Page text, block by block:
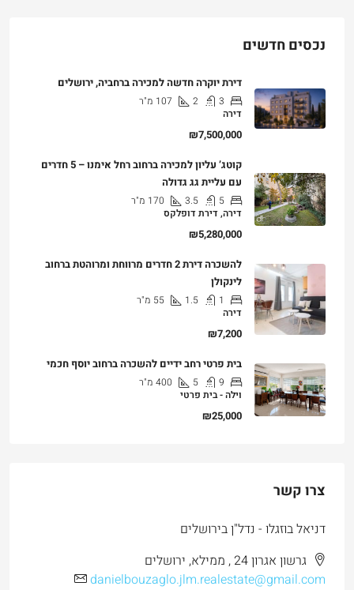
נכסים חדשים
דירת יוקרה חדשה למכירה ברחביה, ירושלים
3
2
107 מ"ר
דירה
₪7,500,000
קוטג’ עליון למכירה ברחוב רחל אימנו – 5 חדרים
עם עליית גג גדולה
5
3.5
170 מ"ר
דירה, דירת דופלקס
₪5,280,000
להשכרה דירת 2 חדרים מרווחת ומרוהטת ברחוב
לינקולן
1
1.5
55 מ"ר
דירה
₪7,200
בית פרטי רחב ידיים להשכרה ברחוב יוסף חכמי
9
5
400 מ"ר
וילה - בית פרטי
₪25,000
צרו קשר
דניאל בוזגלו - נדל"ן בירושלים
גרשון אגרון 24 , ממילא, ירושלים
danielbouzaglo.jlm.realestate@gmail.com